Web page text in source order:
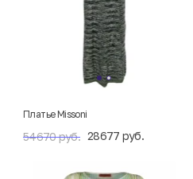
Платье Missoni
54670 руб. 28677 руб.